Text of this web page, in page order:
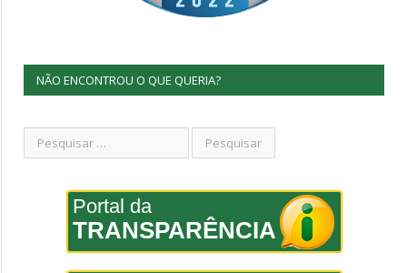
NÃO ENCONTROU O QUE QUERIA?
Portal da
TRANSPARÊNCIA